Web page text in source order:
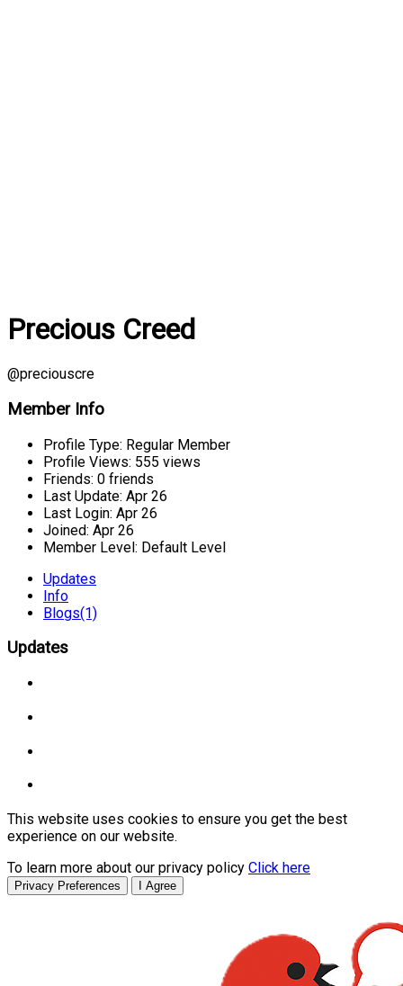
Precious Creed
@preciouscre
Member Info
Profile Type: Regular Member
Profile Views: 555 views
Friends: 0 friends
Last Update: Apr 26
Last Login: Apr 26
Joined: Apr 26
Member Level: Default Level
Updates
Info
Blogs(1)
Updates
This website uses cookies to ensure you get the best
experience on our website.
To learn more about our privacy policy Click here
Privacy Preferences I Agree